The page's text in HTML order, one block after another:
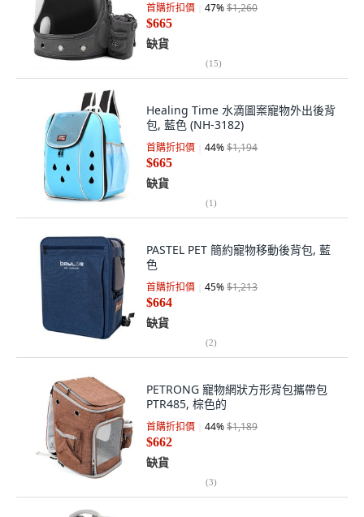
首購折扣價 47%$1,260
$665
缺貨
(15)
Healing Time 水滴圖案寵物外出後背
包, 藍色 (NH-3182)
首購折扣價 44%$1,194
$665
缺貨
(1)
PASTEL PET 簡約寵物移動後背包, 藍
色
首購折扣價 45%$1,213
$664
缺貨
(2)
PETRONG 寵物網狀方形背包攜帶包
PTR485, 棕色的
首購折扣價 44%$1,189
$662
缺貨
(3)